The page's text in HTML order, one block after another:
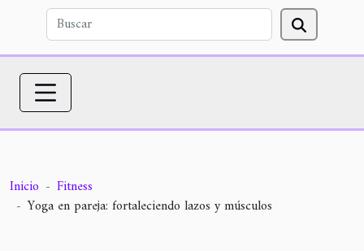
Inicio
Fitness
Yoga en pareja: fortaleciendo lazos y músculos